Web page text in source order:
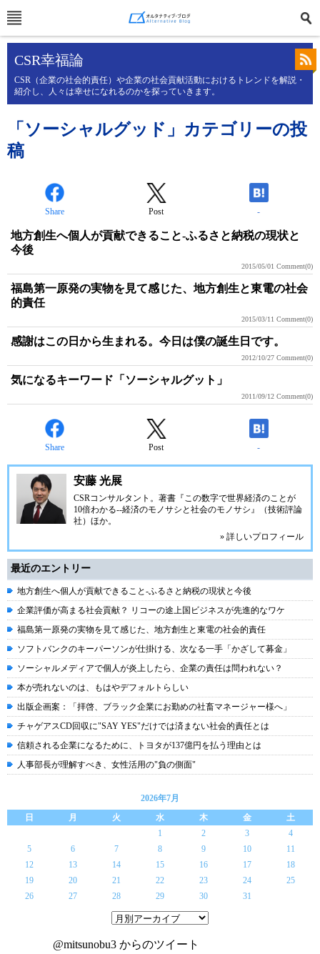
CSR幸福論
CSR（企業の社会的責任）や企業の社会貢献活動におけるトレンドを解説・
紹介し、人々は幸せになれるのかを探っていきます。
「ソーシャルグッド」カテゴリーの投
稿
Share Post -
地方創生へ個人が貢献できること-ふるさと納税の現状と
今後
2015/05/01 Comment(0)
福島第一原発の実物を見て感じた、地方創生と東電の社会
的責任
2015/03/11 Comment(0)
感謝はこの日から生まれる。今日は僕の誕生日です。
2012/10/27 Comment(0)
気になるキーワード「ソーシャルグット」
2011/09/12 Comment(0)
Share Post -
安藤 光展
CSRコンサルタント。著書『この数字で世界経済のことが
10倍わかる--経済のモノサシと社会のモノサシ』（技術評論
社）ほか。
» 詳しいプロフィール
最近のエントリー
地方創生へ個人が貢献できること-ふるさと納税の現状と今後
企業評価が高まる社会貢献？ リコーの途上国ビジネスが先進的なワケ
福島第一原発の実物を見て感じた、地方創生と東電の社会的責任
ソフトバンクのキーパーソンが仕掛ける、次なる一手「かざして募金」
ソーシャルメディアで個人が炎上したら、企業の責任は問われない？
本が売れないのは、もはやデフォルトらしい
出版企画案：「拝啓、ブラック企業にお勤めの社畜マネージャー様へ」
チャゲアスCD回収に"SAY YES"だけでは済まない社会的責任とは
信頼される企業になるために、トヨタが137億円を払う理由とは
人事部長が理解すべき、女性活用の"負の側面"
2026年7月
日
月 火 水 木 金
土
1
2 3
4
5
6 7 8 9 10
11
12
13 14 15 16 17
18
19
20 21 22 23 24
25
26
27 28 29 30 31
@mitsunobu3 からのツイート